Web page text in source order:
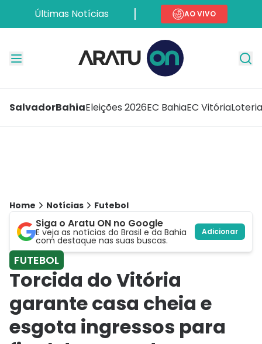
Últimas Notícias AO VIVO
SalvadorBahiaEleições 2026EC BahiaEC Vitória
Home Notícias Futebol
Siga o Aratu ON no Google
E veja as notícias do Brasil e da Bahia
com destaque nas suas buscas.
Adicionar
FUTEBOL
Torcida do Vitória
garante casa cheia e
esgota ingressos para